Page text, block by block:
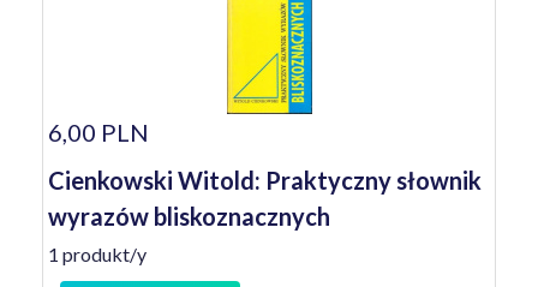
6,00 PLN
Cienkowski Witold: Praktyczny słownik
wyrazów bliskoznacznych
1 produkt/y